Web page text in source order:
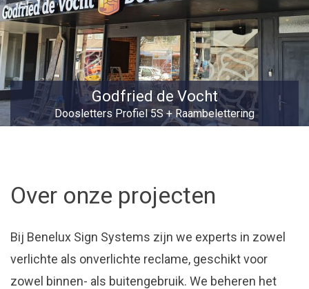
Godfried de Vocht
Doosletters Profiel 5S + Raambelettering
Over onze projecten
Bij Benelux Sign Systems zijn we experts in zowel
verlichte als onverlichte reclame, geschikt voor
zowel binnen- als buitengebruik. We beheren het